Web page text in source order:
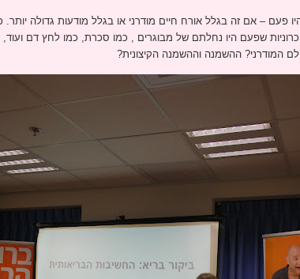
פעם – אם זה בגלל אורח חיים מודרני או בגלל מודעות גדולה
שפעם היו נחלתם של מבוגרים , כמו סכרת, כמו לחץ דם
המודרני? ההשמנה וההשמנה הקיצונית?